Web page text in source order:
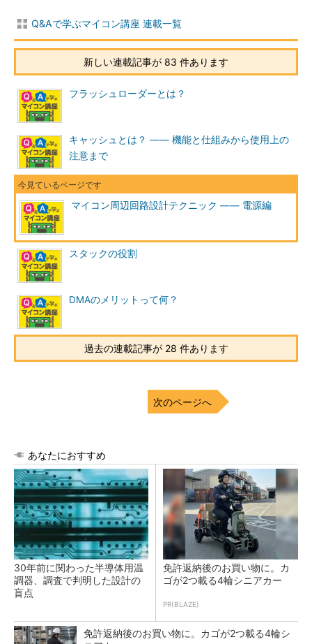
Q&Aで学ぶマイコン講座 連載一覧
新しい連載記事が 83 件あります
フラッシュローダーとは？
キャッシュとは？ ―― 機能と仕組みから使用上の
注意まで
マイコン周辺回路設計テクニック ―― 電源編
スタックの役割
DMAのメリットって何？
過去の連載記事が 28 件あります
次のページへ
あなたにおすすめ
30年前に関わった半導体用温
調器、調査で判明した設計の
盲点
免許返納後のお買い物に。カ
ゴが2つ載る4輪シニアカー
PR(BLAZE)
免許返納後のお買い物に。カゴが2つ載る4輪シ